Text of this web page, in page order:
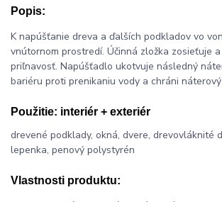
Popis:
K napúšťanie dreva a ďalších podkladov vo
vnútornom prostredí. Účinná zložka zosieťuje
priľnavosť. Napúšťadlo ukotvuje následný
bariéru proti prenikaniu vody a chráni
Použitie: interiér + exteriér
drevené podklady, okná, dvere, drevovláknité
lepenka, penový polystyrén
Vlastnosti produktu: